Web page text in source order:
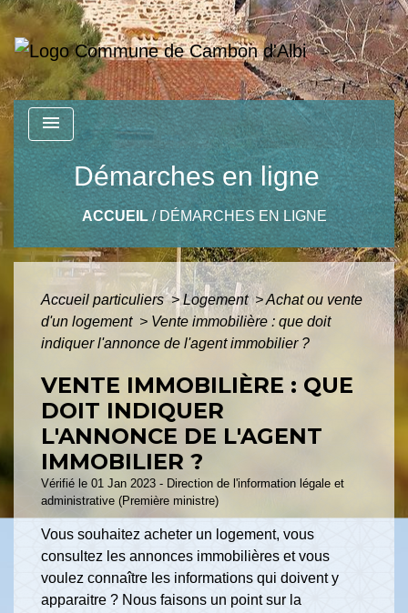
menu
Démarches en ligne
ACCUEIL/ DÉMARCHES EN LIGNE
Accueil particuliers> Logement>Achat ou vente
d'un logement > Vente immobilière : que doit
indiquer l'annonce de l'agent immobilier ?
VENTE IMMOBILIÈRE : QUE
DOIT INDIQUER
L'ANNONCE DE L'AGENT
IMMOBILIER ?
Vérifié le 01 Jan 2023 - Direction de l'information légale et
administrative (Première ministre)
Vous souhaitez acheter un logement, vous
consultez les annonces immobilières et vous
voulez connaître les informations qui doivent y
apparaitre ? Nous faisons un point sur la